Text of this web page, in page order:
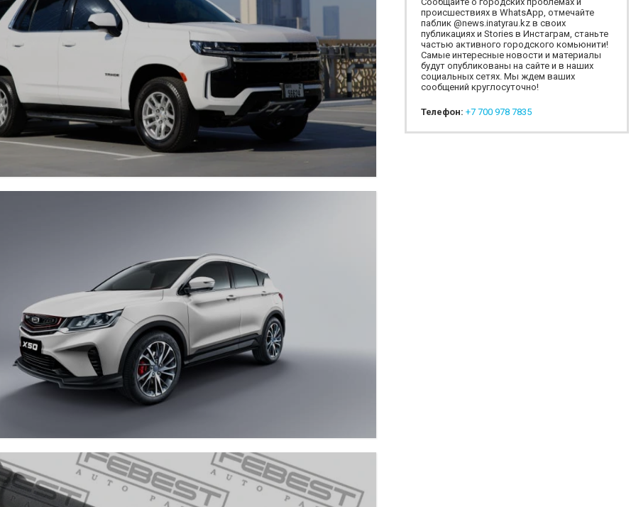
происшествиях в WhatsApp, отмечайте
паблик @news.inatyrau.kz в своих
публикациях и Stories в Инстаграм, станьте
частью активного городского комьюнити!
Самые интересные новости и материалы
будут опубликованы на сайте и в наших
социальных сетях. Мы ждем ваших
сообщений круглосуточно!
Телефон: +7 700 978 7835